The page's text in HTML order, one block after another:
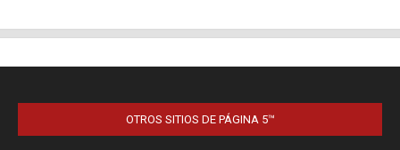
OTROS SITIOS DE PÁGINA 5™